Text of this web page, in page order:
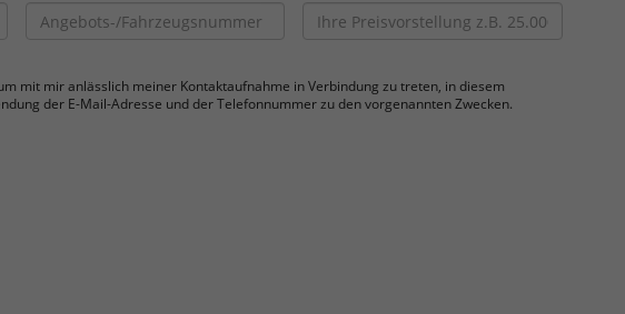
mit mir anlässlich meiner Kontaktaufnahme in Verbindung zu treten, in diesem
der E-Mail-Adresse und der Telefonnummer zu den vorgenannten Zwecken.